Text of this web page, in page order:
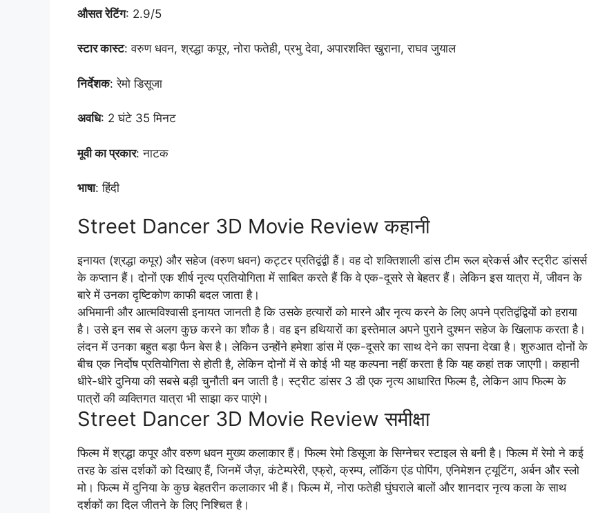
औसत रेटिंग: 2.9/5
स्टार कास्ट: वरुण धवन, श्रद्धा कपूर, नोरा फतेही, प्रभु देवा, अपारशक्ति खुराना, राघव जुयाल
निर्देशक: रेमो डिसूजा
अवधि: 2 घंटे 35 मिनट
मूवी का प्रकार: नाटक
भाषा: हिंदी
Street Dancer 3D Movie Review कहानी
इनायत (श्रद्धा कपूर) और सहेज (वरुण धवन) कट्टर प्रतिद्वंद्वी हैं। वह दो शक्तिशाली डांस टीम रूल ब्रेकर्स और स्ट्रीट डांसर्स
के कप्तान हैं। दोनों एक शीर्ष नृत्य प्रतियोगिता में साबित करते हैं कि वे एक-दूसरे से बेहतर हैं। लेकिन इस यात्रा में, जीवन के
बारे में उनका दृष्टिकोण काफी बदल जाता है।
अभिमानी और आत्मविश्वासी इनायत जानती है कि उसके हत्यारों को मारने और नृत्य करने के लिए अपने प्रतिद्वंद्वियों को हराया
है। उसे इन सब से अलग कुछ करने का शौक है। वह इन हथियारों का इस्तेमाल अपने पुराने दुश्मन सहेज के खिलाफ करता है।
लंदन में उनका बहुत बड़ा फैन बेस है। लेकिन उन्होंने हमेशा डांस में एक-दूसरे का साथ देने का सपना देखा है। शुरुआत दोनों के
बीच एक निर्दोष प्रतियोगिता से होती है, लेकिन दोनों में से कोई भी यह कल्पना नहीं करता है कि यह कहां तक ​​जाएगी। कहानी
धीरे-धीरे दुनिया की सबसे बड़ी चुनौती बन जाती है। स्ट्रीट डांसर 3 डी एक नृत्य आधारित फिल्म है, लेकिन आप फिल्म के
पात्रों की व्यक्तिगत यात्रा भी साझा कर पाएंगे।
Street Dancer 3D Movie Review समीक्षा
फिल्म में श्रद्धा कपूर और वरुण धवन मुख्य कलाकार हैं। फिल्म रेमो डिसूजा के सिग्नेचर स्टाइल से बनी है। फिल्म में रेमो ने कई
तरह के डांस दर्शकों को दिखाए हैं, जिनमें जैज़, कंटेम्परेरी, एफ्रो, क्रम्प, लॉकिंग एंड पोपिंग, एनिमेशन ट्यूटिंग, अर्बन और स्लो
मो। फिल्म में दुनिया के कुछ बेहतरीन कलाकार भी हैं। फिल्म में, नोरा फतेही घुंघराले बालों और शानदार नृत्य कला के साथ
दर्शकों का दिल जीतने के लिए निश्चित है।